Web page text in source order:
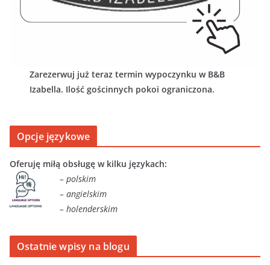
Zarezerwuj już teraz termin wypoczynku w B&B
Izabella. Ilość gościnnych pokoi ograniczona.
Opcje językowe
Oferuję miłą obsługę w kilku językach:
– polskim
– angielskim
– holenderskim
Ostatnie wpisy na blogu